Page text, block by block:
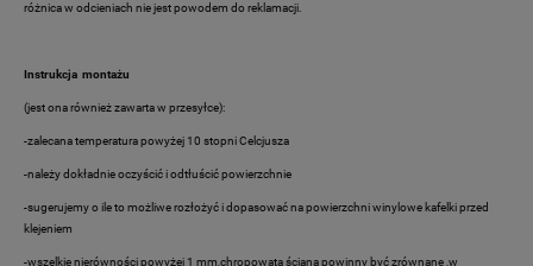
różnica w odcieniach nie jest powodem do reklamacji.
Instrukcja montażu
(jest ona również zawarta w przesyłce):
-zalecana temperatura powyżej 10 stopni Celcjusza
-należy dokładnie oczyścić i odtłuścić powierzchnie
-sugerujemy o ile to możliwe rozłożyć i dopasować na powierzchni winylowe kafelki przed
klejeniem
-wszelkie nierówności powyżej 1 mm,chropowata ściana powinny być zrównane ,w